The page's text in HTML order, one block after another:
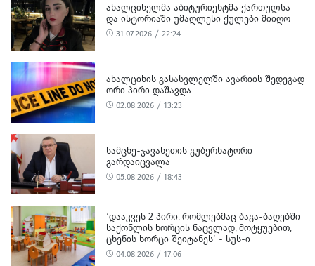
ᲐᲮᲐᲚᲪᲘᲮᲔᲚᲛᲐ ᲐᲑᲘᲢᲣᲠᲘᲔᲜᲢᲛᲐ ᲥᲐᲠᲗᲣᲚᲡᲐ
ᲓᲐ ᲘᲡᲢᲝᲠᲘᲐᲨᲘ ᲣᲛᲐᲦᲚᲔᲡᲘ ᲥᲣᲚᲔᲑᲘ ᲛᲘᲘᲦᲝ
31.07.2026 / 22:24
ᲐᲮᲐᲚᲪᲘᲮᲘᲡ ᲒᲐᲡᲐᲡᲕᲚᲔᲚᲨᲘ ᲐᲕᲐᲠᲘᲘᲡ ᲨᲔᲓᲔᲒᲐᲓ
ᲝᲠᲘ ᲞᲘᲠᲘ ᲓᲐᲨᲐᲕᲓᲐ
02.08.2026 / 13:23
ᲡᲐᲛᲪᲮᲔ-ᲯᲐᲕᲐᲮᲔᲗᲘᲡ ᲒᲣᲑᲔᲠᲜᲐᲢᲝᲠᲘ
ᲒᲐᲠᲓᲐᲘᲪᲕᲐᲚᲐ
05.08.2026 / 18:43
‘ᲓᲐᲐᲙᲕᲔᲡ 2 ᲞᲘᲠᲘ, ᲠᲝᲛᲚᲔᲑᲛᲐᲪ ᲑᲐᲒᲐ-ᲑᲐᲦᲔᲑᲨᲘ
ᲡᲐᲥᲝᲜᲚᲘᲡ ᲮᲝᲠᲪᲘᲡ ᲜᲐᲪᲕᲚᲐᲓ, ᲛᲝᲢᲧᲣᲔᲑᲘᲗ,
ᲪᲮᲔᲜᲘᲡ ᲮᲝᲠᲪᲘ ᲨᲔᲘᲢᲐᲜᲔᲡ’ - ᲡᲣᲡ-Ი
04.08.2026 / 17:06